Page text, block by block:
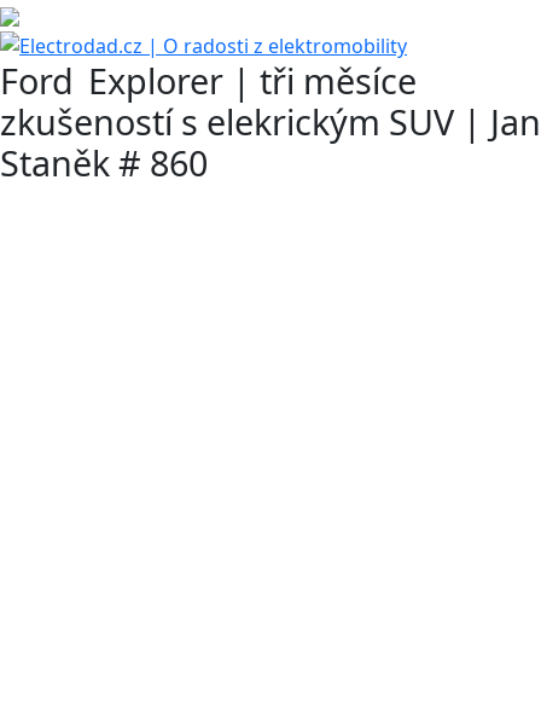
Ford Explorer | tři měsíce
zkušeností s elekrickým SUV | Jan
Staněk # 860